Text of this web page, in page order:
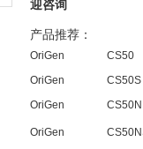
迎咨询
产品推荐：
OriGen
CS50
OriGen
CS50S
OriGen
CS50N
OriGen